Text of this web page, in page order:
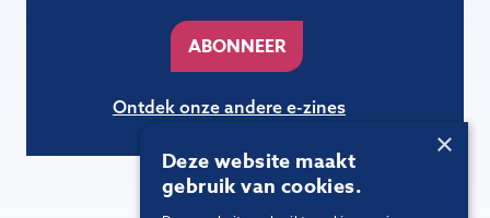
ABONNEER
Ontdek onze andere e-zines
×
Deze website maakt
gebruik van cookies.